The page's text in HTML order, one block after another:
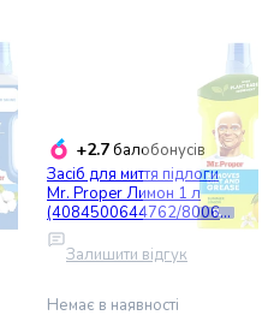
+2.7балобонусів
Засіб для миття підлоги
Mr. Proper Лимон 1 л
(4084500644762/800654
0919026)
Залишити відгук
Немає в наявності